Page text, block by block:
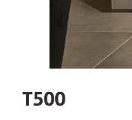
T500